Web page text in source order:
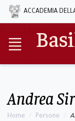
ACCADEMIA
Andrea
Home Persone